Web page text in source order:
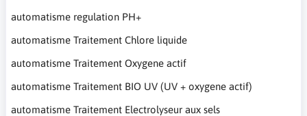
automatisme regulation PH+
automatisme Traitement Chlore liquide
automatisme Traitement Oxygene actif
automatisme Traitement BIO UV (UV + oxygene actif)
automatisme Traitement Electrolyseur aux sels